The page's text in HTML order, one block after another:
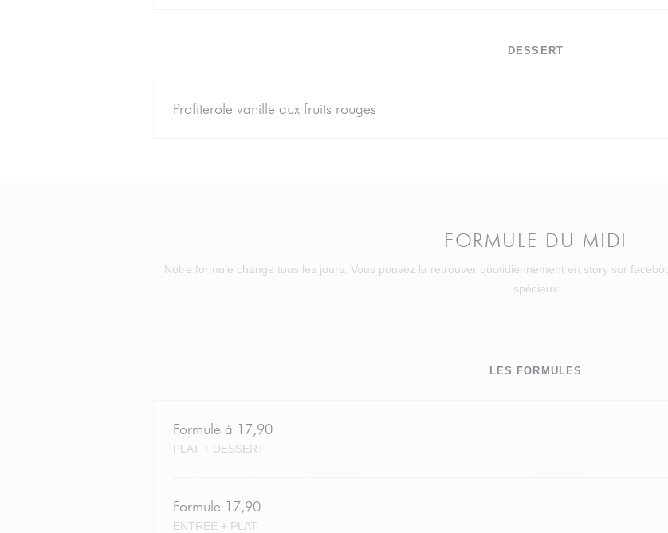
DESSERT
Profiterole vanille aux fruits rouges
FORMULE DU MIDI
Notre formule change tous les jours. Vous pouvez la retrouver quotidiennement en story sur
spéciaux
LES FORMULES
Formule à 17,90
PLAT + DESSERT
Formule 17,90
ENTREE + PLAT